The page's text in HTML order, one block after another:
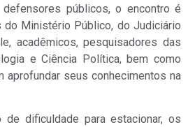
públicos, o encontro é
do Ministério Público, do Judiciário
acadêmicos, pesquisadores das
e Ciência Política, bem como
aprofundar seus conhecimentos na
de dificuldade para estacionar, os